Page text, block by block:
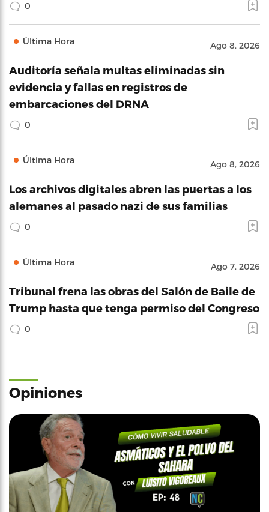
0
Última Hora Ago 8, 2026
Auditoría señala multas eliminadas sin
evidencia y fallas en registros de
embarcaciones del DRNA
0
Última Hora Ago 8, 2026
Los archivos digitales abren las puertas a los
alemanes al pasado nazi de sus familias
0
Última Hora Ago 7, 2026
Tribunal frena las obras del Salón de Baile de
Trump hasta que tenga permiso del Congreso
0
Opiniones